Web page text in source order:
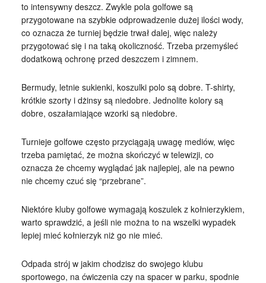
to intensywny deszcz. Zwykle pola golfowe są
przygotowane na szybkie odprowadzenie dużej ilości wody,
co oznacza że turniej będzie trwał dalej, więc należy
przygotować się i na taką okoliczność. Trzeba przemyśleć
dodatkową ochronę przed deszczem i zimnem.
Bermudy, letnie sukienki, koszulki polo są dobre. T-shirty,
krótkie szorty i dżinsy są niedobre. Jednolite kolory są
dobre, oszałamiające wzorki są niedobre.
Turnieje golfowe często przyciągają uwagę mediów, więc
trzeba pamiętać, że można skończyć w telewizji, co
oznacza że chcemy wyglądać jak najlepiej, ale na pewno
nie chcemy czuć się “przebrane”.
Niektóre kluby golfowe wymagają koszulek z kołnierzykiem,
warto sprawdzić, a jeśli nie można to na wszelki wypadek
lepiej mieć kołnierzyk niż go nie mieć.
Odpada strój w jakim chodzisz do swojego klubu
sportowego, na ćwiczenia czy na spacer w parku, spodnie